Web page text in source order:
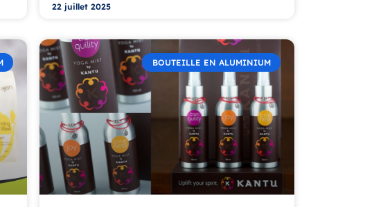
22 juillet 2025
BOUTEILLE EN ALUMINIUM